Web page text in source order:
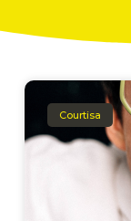
Courtisa